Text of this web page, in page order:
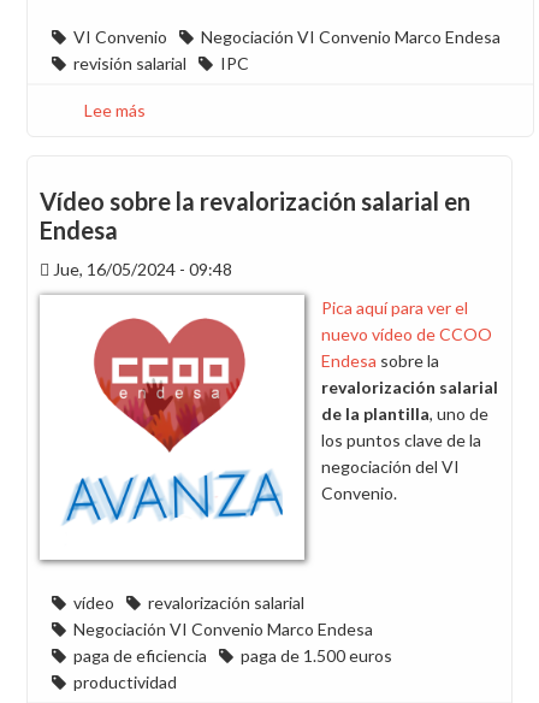
más
calidad
VI Convenio
Negociación VI Convenio Marco Endesa
revisión salarial
IPC
Lee más
del
Convenio
(1):
Cómo
mejorar
nuestro
salario
y
morir
en
intento
Vídeo sobre la revalorización salarial en
Endesa
Jue, 16/05/2024 - 09:48
Pica aquí para ver el
nuevo vídeo de CCOO
Endesa sobre la
revalorización salarial
de la plantilla, uno de
los puntos clave de la
negociación del VI
Convenio.
vídeo
revalorización salarial
Negociación VI Convenio Marco Endesa
paga de eficiencia
paga de 1.500 euros
productividad